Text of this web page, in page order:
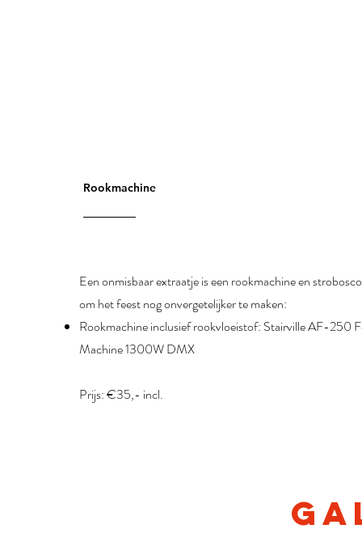
Rookmachine
Een onmisbaar extraatje is een rookmachine en
om het feest nog onvergetelijker te maken:
Rookmachine inclusief rookvloeistof: Stairville AF-250
Machine 1300W DMX
Prijs: €35,- incl.